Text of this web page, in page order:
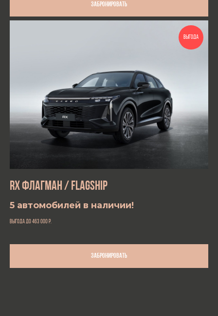
Забронировать
ВЫГОДА
RXФЛАГМАН / FLAGSHIP
5 автомобилей в наличии!
выгода до 463 000 р.
Забронировать